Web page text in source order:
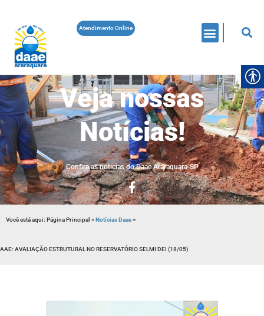
Atendimento Online
Veja nossas
Notícias!
Confira as noticias do Daae Araraquara-SP
Você está aqui: Página Principal >Notícias Daae>
AVALIAÇÃO ESTRUTURAL NO RESERVATÓRIO SELMI DEI (18/05)